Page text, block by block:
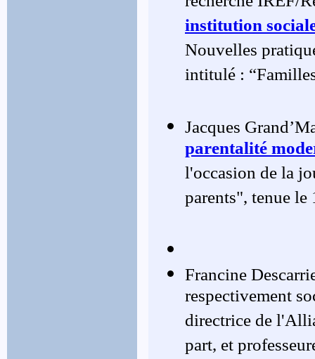
institution
Nouvelles
intitulé :
Jacques
parentalité
l'occasion de la
parents", tenue
Francine
respectivement
directrice de
part, et